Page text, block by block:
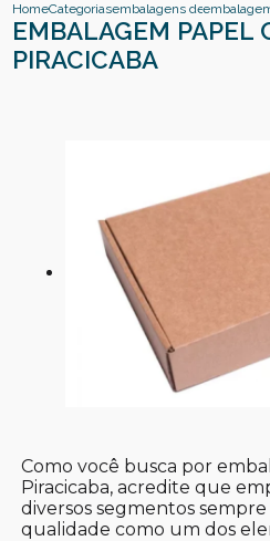
HomeCategoriasembalagens de papel
EMBALAGEM PAPEL
PIRACICABA
Como você busca por
Piracicaba, acredite que
diversos segmentos
qualidade como um dos